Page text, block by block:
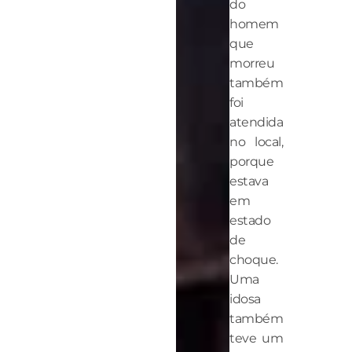
do
homem
que
morreu
também
foi
atendida
no local,
porque
estava
em
estado
de
choque.
Uma
idosa
também
teve um